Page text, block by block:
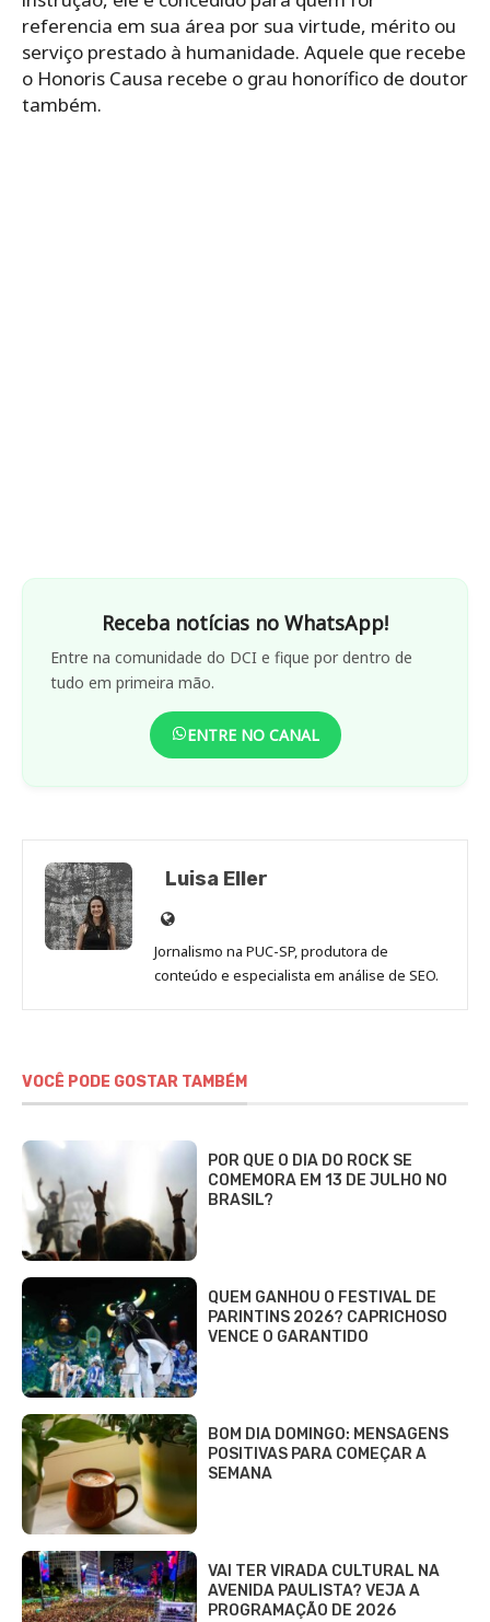
referencia em sua área por sua virtude, mérito ou
serviço prestado à humanidade. Aquele que recebe
o Honoris Causa recebe o grau honorífico de doutor
também.
Receba notícias no WhatsApp!
Entre na comunidade do DCI e fique por dentro de
tudo em primeira mão.
ENTRE NO CANAL
Luisa Eller
Site
de
Luisa
Jornalismo na PUC-SP, produtora de
conteúdo e especialista em análise de SEO.
VOCÊ PODE GOSTAR TAMBÉM
POR QUE O DIA DO ROCK SE
COMEMORA EM 13 DE JULHO NO
BRASIL?
QUEM GANHOU O FESTIVAL DE
PARINTINS 2026? CAPRICHOSO
VENCE O GARANTIDO
BOM DIA DOMINGO: MENSAGENS
POSITIVAS PARA COMEÇAR A
SEMANA
VAI TER VIRADA CULTURAL NA
AVENIDA PAULISTA? VEJA A
PROGRAMAÇÃO DE 2026